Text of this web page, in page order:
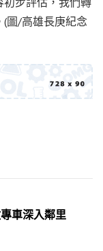
圖/高雄長庚紀念
車深入鄰里